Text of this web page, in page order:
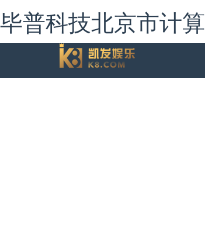
毕普科技北京市计